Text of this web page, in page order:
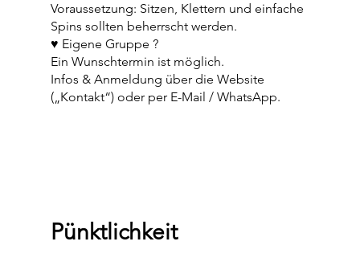
Voraussetzung: Sitzen, Klettern und einfache
Spins sollten beherrscht werden.
♥︎ Eigene Gruppe ?
Ein Wunschtermin ist möglich.
Infos & Anmeldung über die Website
(„Kontakt“) oder per E-Mail / WhatsApp.
Pünktlichkeit